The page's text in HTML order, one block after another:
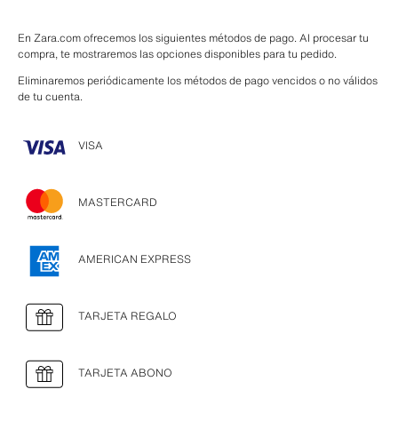
En Zara.com ofrecemos los siguientes métodos de pago. Al procesar tu
compra, te mostraremos las opciones disponibles para tu pedido.
Eliminaremos periódicamente los métodos de pago vencidos o no válidos
de tu cuenta.
VISA
MASTERCARD
AMERICAN EXPRESS
TARJETA REGALO
TARJETA ABONO